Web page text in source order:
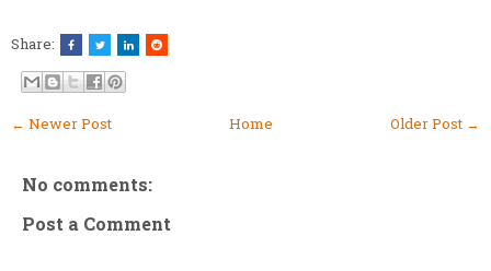
Share:
← Newer Post Older Post →
Home
No comments:
Post a Comment